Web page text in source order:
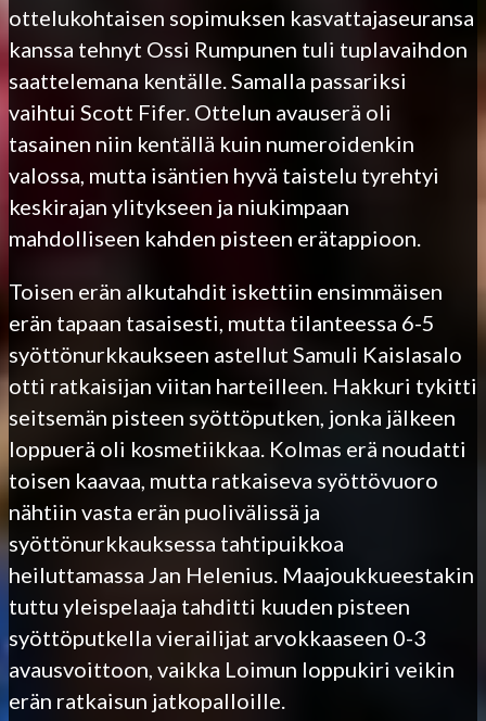
ottelukohtaisen sopimuksen kasvattajaseuransa
kanssa tehnyt Ossi Rumpunen tuli tuplavaihdon
saattelemana kentälle. Samalla passariksi
vaihtui Scott Fifer. Ottelun avauserä oli
tasainen niin kentällä kuin numeroidenkin
valossa, mutta isäntien hyvä taistelu tyrehtyi
keskirajan ylitykseen ja niukimpaan
mahdolliseen kahden pisteen erätappioon.
Toisen erän alkutahdit iskettiin ensimmäisen
erän tapaan tasaisesti, mutta tilanteessa 6-5
syöttönurkkaukseen astellut Samuli Kaislasalo
otti ratkaisijan viitan harteilleen. Hakkuri tykitti
seitsemän pisteen syöttöputken, jonka jälkeen
loppuerä oli kosmetiikkaa. Kolmas erä noudatti
toisen kaavaa, mutta ratkaiseva syöttövuoro
nähtiin vasta erän puolivälissä ja
syöttönurkkauksessa tahtipuikkoa
heiluttamassa Jan Helenius. Maajoukkueestakin
tuttu yleispelaaja tahditti kuuden pisteen
syöttöputkella vierailijat arvokkaaseen 0-3
avausvoittoon, vaikka Loimun loppukiri veikin
erän ratkaisun jatkopalloille.